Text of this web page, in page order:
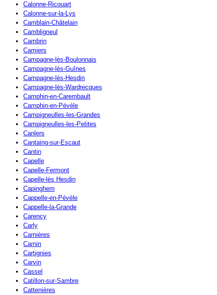
Calonne-Ricouart
Calonne-sur-la-Lys
Camblain-Châtelain
Cambligneul
Cambrin
Camiers
Campagne-lès-Boulonnais
Campagne-lès-Guînes
Campagne-lès-Hesdin
Campagne-lès-Wardrecques
Camphin-en-Carembault
Camphin-en-Pévèle
Campigneulles-les-Grandes
Campigneulles-les-Petites
Canlers
Cantaing-sur-Escaut
Cantin
Capelle
Capelle-Fermont
Capelle-lès Hesdin
Capinghem
Cappelle-en-Pévèle
Cappelle-la-Grande
Carency
Carly
Carnières
Carnin
Cartignies
Carvin
Cassel
Catillon-sur-Sambre
Cattenières